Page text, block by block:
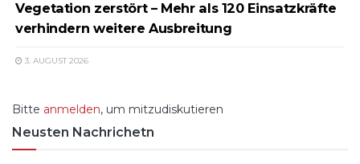
Vegetation zerstört – Mehr als 120 Einsatzkräfte
verhindern weitere Ausbreitung
3. AUGUST 2026
Bitte anmelden, um mitzudiskutieren
Neusten Nachrichetn